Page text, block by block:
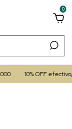
0
10% OFF efectivo/